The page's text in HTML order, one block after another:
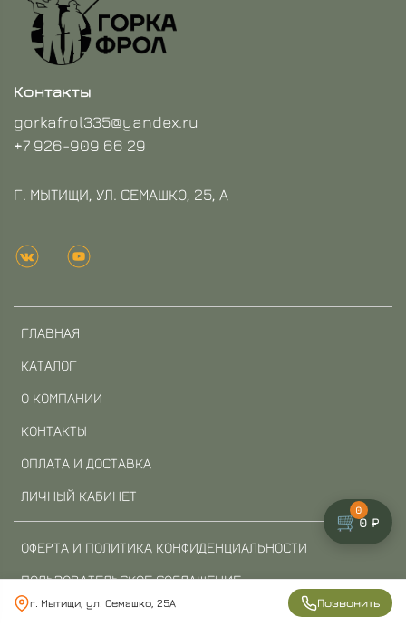
г. Мытищи, ул. Семашко, 25А Позвонить
ГЛАВНАЯ
КАТАЛОГ
О КОМПАНИИ
КОНТАКТЫ
ОПЛАТА И ДОСТАВКА
ЛИЧНЫЙ КАБИНЕТ
ОФЕРТА И ПОЛИТИКА КОНФИДЕНЦИАЛЬНОСТИ
ПОЛЬЗОВАТЕЛЬСКОЕ СОГЛАШЕНИЕ
УСЛОВИЯ ОБМЕНА И ВОЗВРАТА
Контакты
gorkafrol335@yandex.ru
+7 926-909 66 29
Г. МЫТИЩИ, УЛ. СЕМАШКО, 25, А
🛒
0
0 ₽